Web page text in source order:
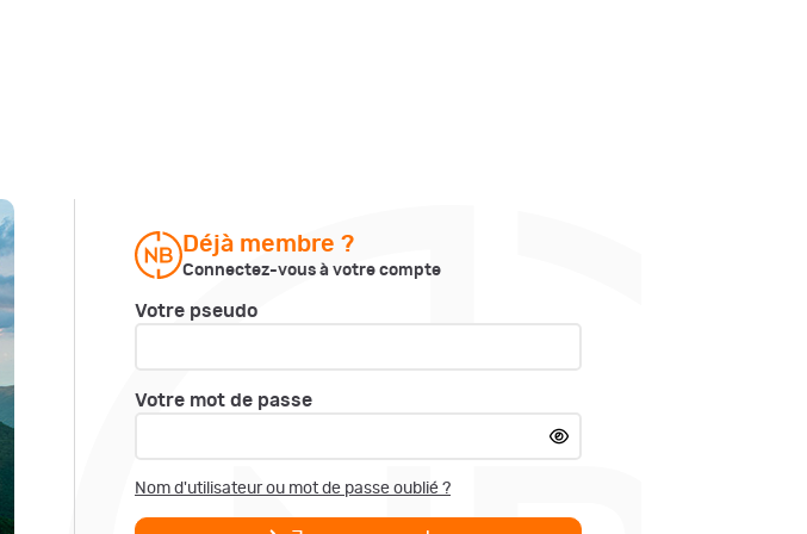
Déjà membre ?
Connectez-vous à votre compte
Votre pseudo
Votre mot de passe
Nom d'utilisateur ou mot de passe oublié ?